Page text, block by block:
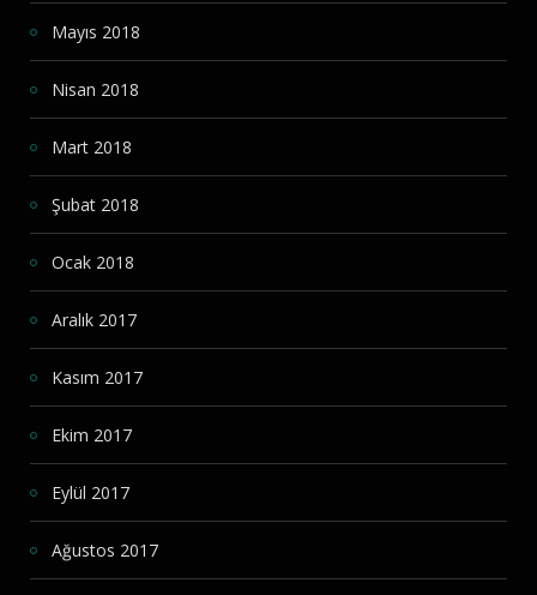
Mayıs 2018
Nisan 2018
Mart 2018
Şubat 2018
Ocak 2018
Aralık 2017
Kasım 2017
Ekim 2017
Eylül 2017
Ağustos 2017